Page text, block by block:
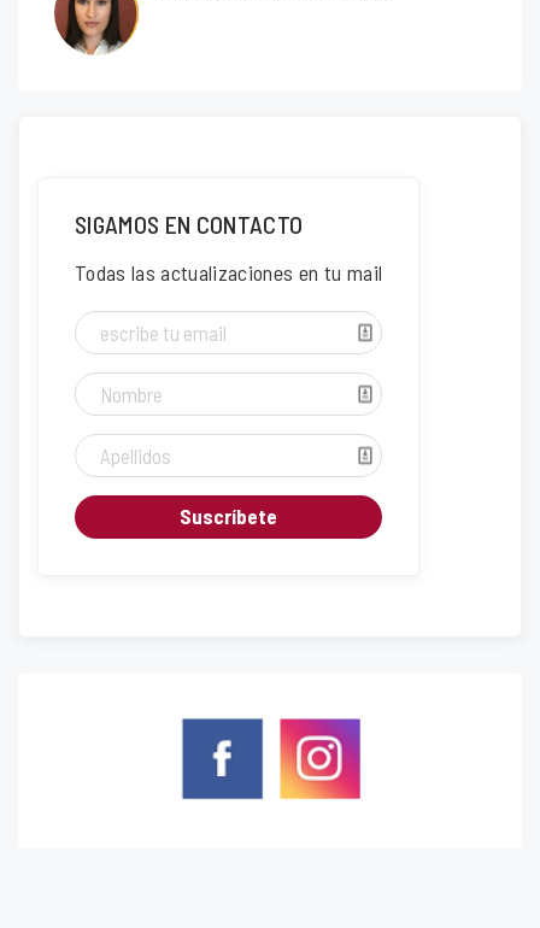
SIGAMOS EN CONTACTO
Todas las actualizaciones en tu mail